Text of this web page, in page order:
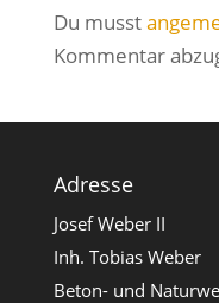
Du musst
Kommentar
Adresse
Josef Weber II
Inh. Tobias Weber
Beton- und